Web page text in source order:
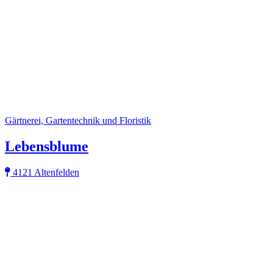
Gärtnerei, Gartentechnik und Floristik
Lebensblume
4121 Altenfelden